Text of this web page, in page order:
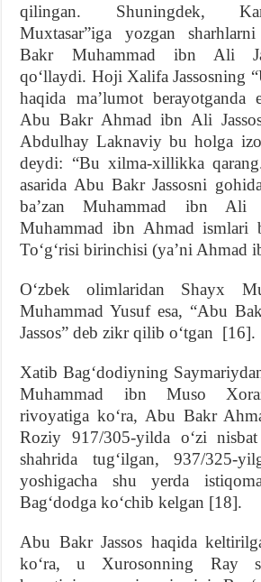
qilingan. Shuningdek,
Muxtasar”iga yozgan
Bakr Muhammad ibn Ali
qo‘llaydi. Hoji Xalifa Jassosning
haqida ma’lumot
Abu Bakr Ahmad ibn Ali
Abdulhay Laknaviy bu holga
deydi: “Bu xilma-xillikka
asarida Abu Bakr Jassosni
ba’zan Muhammad ibn Ali
Muhammad ibn Ahmad ismlari
To‘g‘risi birinchisi (ya’ni Ahmad
O‘zbek olimlaridan Shayx
Muhammad Yusuf esa, “Abu
Jassos” deb zikr qilib o‘tgan [16].
Xatib Bag‘dodiyning
Muhammad ibn Muso
rivoyatiga ko‘ra, Abu Bakr
Roziy 917/305-yilda o‘zi
shahrida tug‘ilgan, 937/325-
yoshigacha shu yerda
Bag‘dodga ko‘chib kelgan [18].
Abu Bakr Jassos haqida
ko‘ra, u Xurosonning Ray